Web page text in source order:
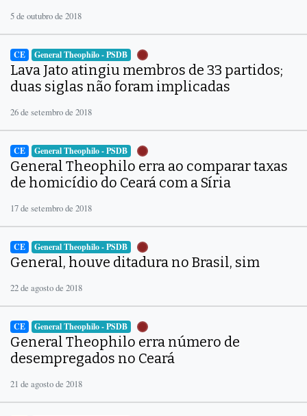
5 de outubro de 2018
CE General Theophilo - PSDB
Lava Jato atingiu membros de 33 partidos;
duas siglas não foram implicadas
26 de setembro de 2018
CE General Theophilo - PSDB
General Theophilo erra ao comparar taxas
de homicídio do Ceará com a Síria
17 de setembro de 2018
CE General Theophilo - PSDB
General, houve ditadura no Brasil, sim
22 de agosto de 2018
CE General Theophilo - PSDB
General Theophilo erra número de
desempregados no Ceará
21 de agosto de 2018